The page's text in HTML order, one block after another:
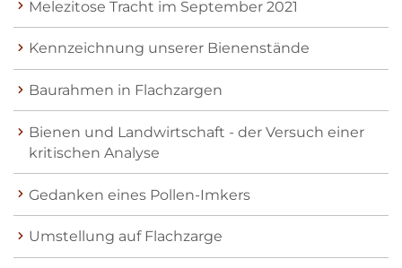
Melezitose Tracht im September 2021
Kennzeichnung unserer Bienenstände
Baurahmen in Flachzargen
Bienen und Landwirtschaft - der Versuch einer
kritischen Analyse
Gedanken eines Pollen-Imkers
Umstellung auf Flachzarge